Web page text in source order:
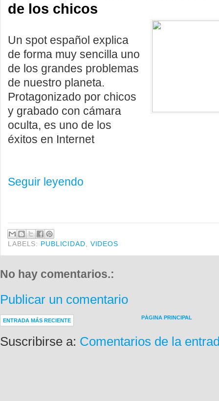
de los chicos
Un spot español explica
de forma muy sencilla uno
de los grandes problemas
de nuestro planeta.
Protagonizado por chicos
y grabado con cámara
oculta, es uno de los
éxitos en Internet
Seguir leyendo
LABELS: PUBLICIDAD VIDEOS
No hay comentarios.:
Publicar un comentario
ENTRADA MÁS RECIENTE PÁGINA PRINCIPAL
Suscribirse a: Comentarios de la